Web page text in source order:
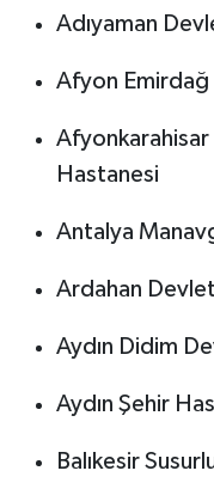
Adıyaman
Afyon
Hastanesi
Antalya
Ardahan
Aydın Didim
Aydın Şehir
Balıkesir